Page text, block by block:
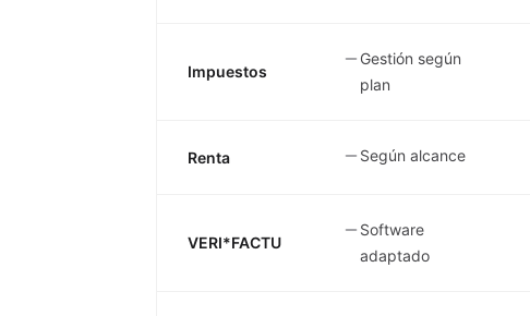
Impuestos
Gestión según
plan
Renta Según alcance
VERI*FACTU
Software
adaptado